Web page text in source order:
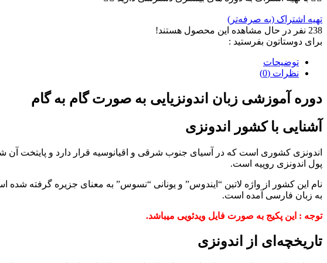
تهیه اشتراک (به صرفه‌تر)
238 نفر در حال مشاهده این محصول هستند!
برای دوستاتون بفرستید :
توضیحات
نظرات (0)
دوره آموزشی زبان اندونزیایی به صورت گام به گام
آشنایی با کشور اندونزی
پول اندونزی روپیه است.
به زبان فارسی آمده است.
توجه : این پکیج به صورت فایل ویدئویی میباشد.
تاریخچه‌ای از اندونزی